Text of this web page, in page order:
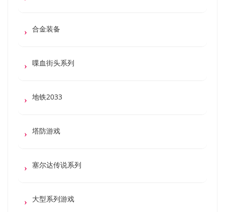
合金装备
喋血街头系列
地铁2033
塔防游戏
塞尔达传说系列
大型系列游戏